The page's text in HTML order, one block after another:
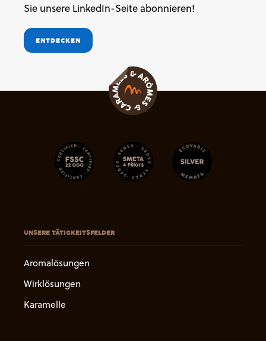
Sie unsere LinkedIn-Seite abonnieren!
ENTDECKEN
UNSERE TÄTIGKEITSFELDER
Aromalösungen
Wirklösungen
Karamelle